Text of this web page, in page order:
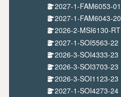
2027-1-FAM6053-01
2027-1-FAM6043-20
2026-2-MSI6130-RT
2027-1-SOI5563-22
2026-3-SOI4333-23
2026-3-SOI3703-23
2026-3-SOI1123-23
2027-1-SOI4273-24